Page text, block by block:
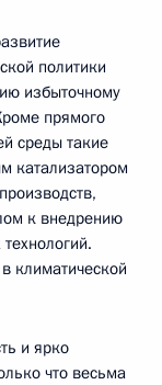
политики
избыточному
прямого
среды такие
катализатором
к внедрению
климатической
и ярко
что весьма